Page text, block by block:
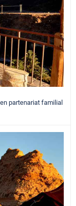
partenariat familial